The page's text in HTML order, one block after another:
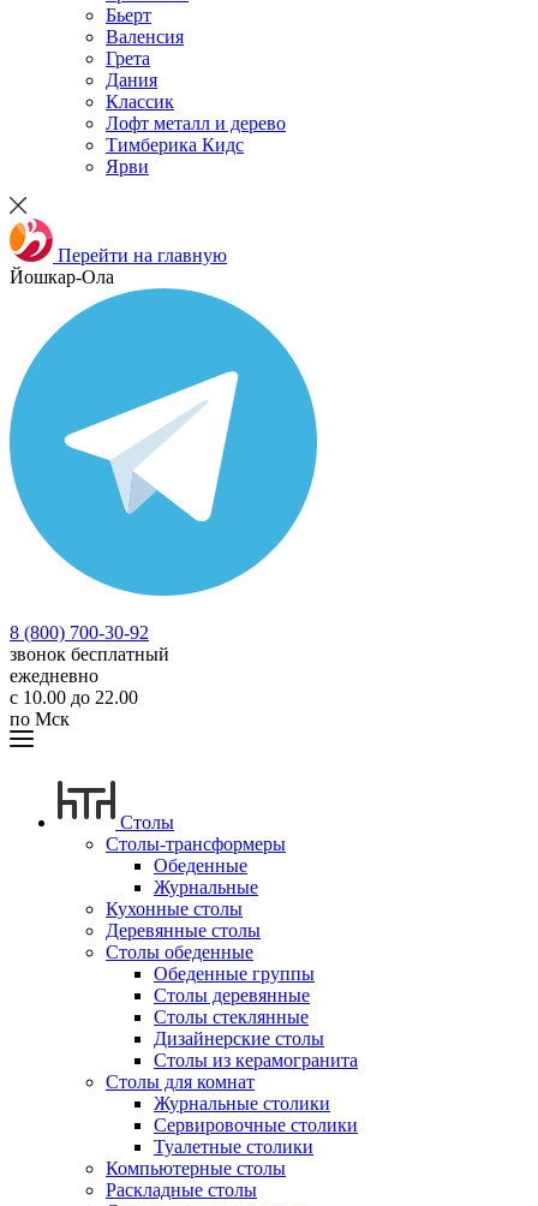
Бьерт
Валенсия
Грета
Дания
Классик
Лофт металл и дерево
Тимберика Кидс
Ярви
Перейти на главную
Йошкар-Ола
8 (800) 700-30-92
звонок бесплатный
ежедневно
с 10.00 до 22.00
по Мск
Столы
Столы-трансформеры
Обеденные
Журнальные
Кухонные столы
Деревянные столы
Столы обеденные
Обеденные группы
Столы деревянные
Столы стеклянные
Дизайнерские столы
Столы из керамогранита
Столы для комнат
Журнальные столики
Сервировочные столики
Туалетные столики
Компьютерные столы
Раскладные столы